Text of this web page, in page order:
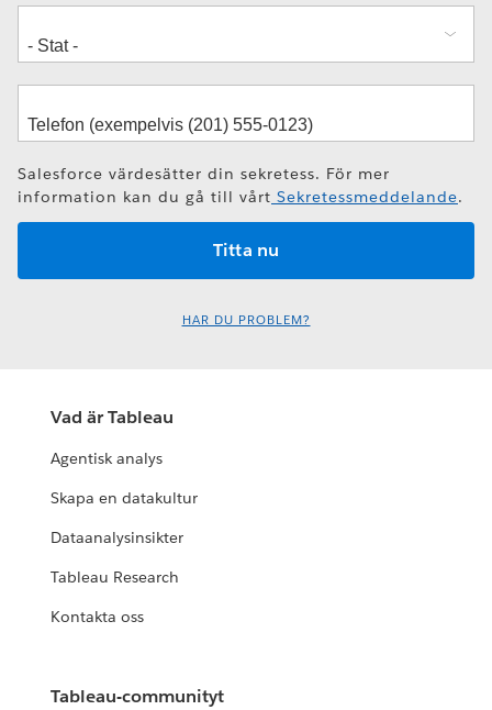
Salesforce värdesätter din sekretess. För mer
information kan du gå till vårt Sekretessmeddelande.
HAR DU PROBLEM?
Vad är Tableau
Agentisk analys
Skapa en datakultur
Dataanalysinsikter
Tableau Research
Kontakta oss
Tableau-communityt